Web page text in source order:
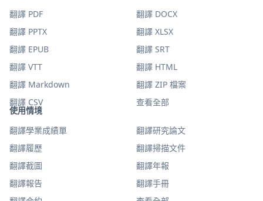
使用情境
翻譯學業成績單
翻譯研究論文
翻譯履歷
翻譯掃描文件
翻譯截圖
翻譯年報
翻譯報告
翻譯手冊
翻譯 PDF
翻譯 DOCX
翻譯 PPTX
翻譯 XLSX
翻譯 EPUB
翻譯 SRT
翻譯 VTT
翻譯 HTML
翻譯 Markdown
翻譯 ZIP 檔案
翻譯 CSV
查看全部